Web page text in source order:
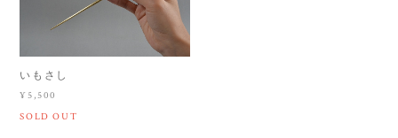
いもさし
¥5,500
SOLD OUT